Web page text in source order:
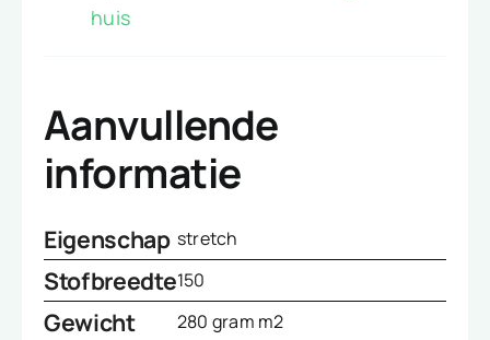
huis
Aanvullende
informatie
Eigenschap stretch
Stofbreedte150
Gewicht 280 gram m2